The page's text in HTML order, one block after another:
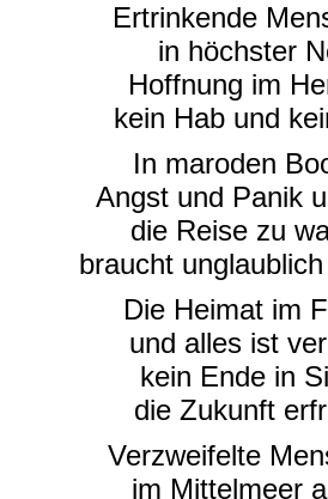
Ertrinkende
in höchster
Hoffnung im
kein Hab und
In maroden
Angst und Panik
die Reise zu
braucht
Die Heimat im
und alles ist
kein Ende in
die Zukunft
Verzweifelte
im Mittelmeer